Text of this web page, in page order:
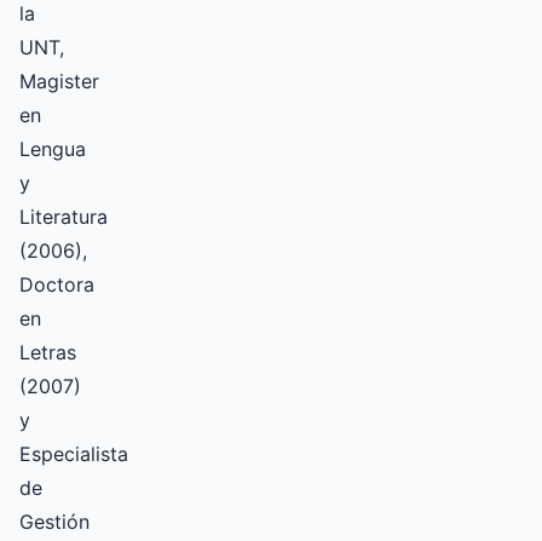
la
UNT,
Magister
en
Lengua
y
Literatura
(2006),
Doctora
en
Letras
(2007)
y
Especialista
de
Gestión